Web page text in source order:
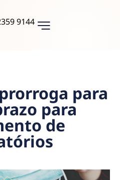
9144
para
para
de